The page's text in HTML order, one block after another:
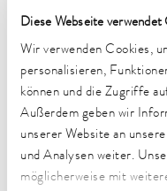
Diese Webseite verwendet
Wir verwenden Cookies,
personalisieren,
können und die Zugriffe
Außerdem geben wir
unserer Website an
und Analysen weiter.
möglicherweise mit